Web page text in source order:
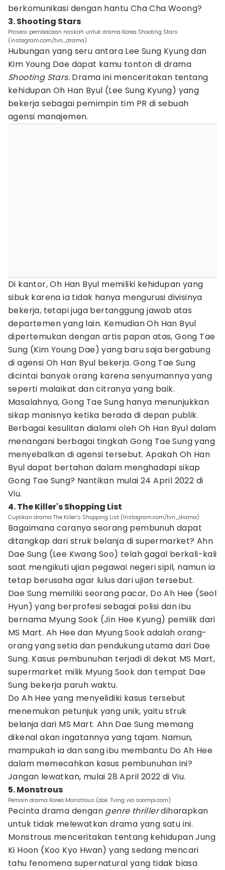
berkomunikasi dengan hantu Cha Cha Woong?
3. Shooting Stars
Prosesi pembacaan naskah untuk drama Korea Shooting Stars
(instagram.com/tvn_drama)
Hubungan yang seru antara Lee Sung Kyung dan
Kim Young Dae dapat kamu tonton di drama
Shooting Stars. Drama ini menceritakan tentang
kehidupan Oh Han Byul (Lee Sung Kyung) yang
bekerja sebagai pemimpin tim PR di sebuah
agensi manajemen.
Di kantor, Oh Han Byul memiliki kehidupan yang
sibuk karena ia tidak hanya mengurusi divisinya
bekerja, tetapi juga bertanggung jawab atas
departemen yang lain. Kemudian Oh Han Byul
dipertemukan dengan artis papan atas, Gong Tae
Sung (Kim Young Dae) yang baru saja bergabung
di agensi Oh Han Byul bekerja. Gong Tae Sung
dicintai banyak orang karena senyumannya yang
seperti malaikat dan citranya yang baik.
Masalahnya, Gong Tae Sung hanya menunjukkan
sikap manisnya ketika berada di depan publik.
Berbagai kesulitan dialami oleh Oh Han Byul dalam
menangani berbagai tingkah Gong Tae Sung yang
menyebalkan di agensi tersebut. Apakah Oh Han
Byul dapat bertahan dalam menghadapi sikap
Gong Tae Sung? Nantikan mulai 24 April 2022 di
Viu.
4. The Killer's Shopping List
Cuplikan drama The Killer’s Shopping List (Instagram.com/tvn_drama)
Bagaimana caranya seorang pembunuh dapat
ditangkap dari struk belanja di supermarket? Ahn
Dae Sung (Lee Kwang Soo) telah gagal berkali-kali
saat mengikuti ujian pegawai negeri sipil, namun ia
tetap berusaha agar lulus dari ujian tersebut.
Dae Sung memiliki seorang pacar, Do Ah Hee (Seol
Hyun) yang berprofesi sebagai polisi dan ibu
bernama Myung Sook (Jin Hee Kyung) pemilik dari
MS Mart. Ah Hee dan Myung Sook adalah orang-
orang yang setia dan pendukung utama dari Dae
Sung. Kasus pembunuhan terjadi di dekat MS Mart,
supermarket milik Myung Sook dan tempat Dae
Sung bekerja paruh waktu.
Do Ah Hee yang menyelidiki kasus tersebut
menemukan petunjuk yang unik, yaitu struk
belanja dari MS Mart. Ahn Dae Sung memang
dikenal akan ingatannya yang tajam. Namun,
mampukah ia dan sang ibu membantu Do Ah Hee
dalam memecahkan kasus pembunuhan ini?
Jangan lewatkan, mulai 28 April 2022 di Viu.
5. Monstrous
Pemain drama Korea Monstrous (dok. Tving via soompi.com)
Pecinta drama dengan genre thrillerdiharapkan
untuk tidak melewatkan drama yang satu ini.
Monstrous menceritakan tentang kehidupan Jung
Ki Hoon (Koo Kyo Hwan) yang sedang mencari
tahu fenomena supernatural yang tidak biasa